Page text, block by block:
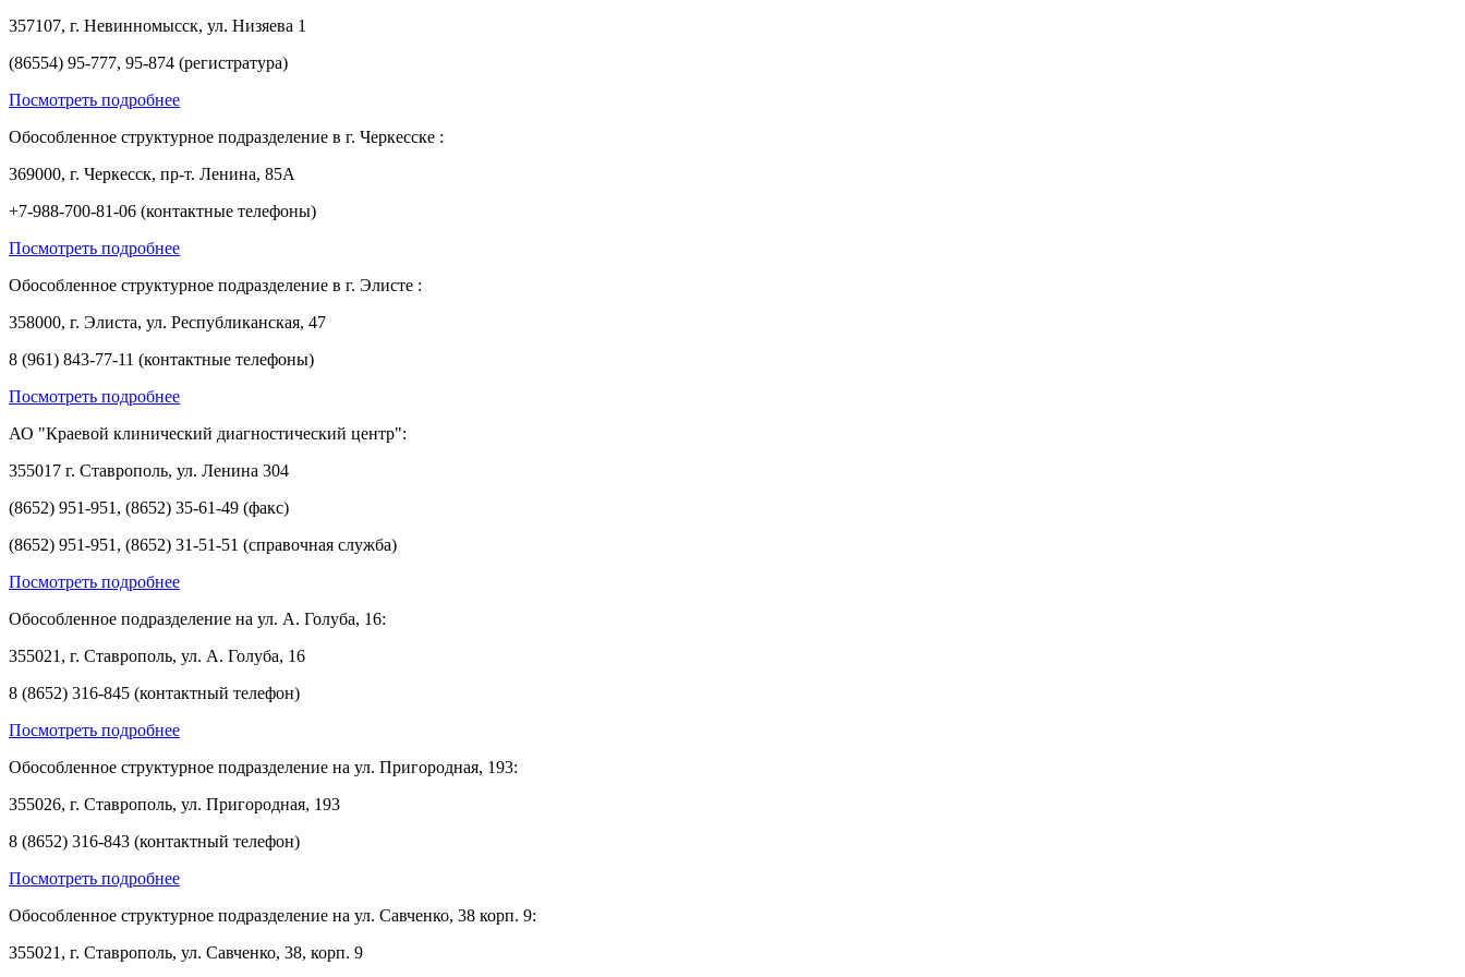
357107, г. Невинномысск, ул. Низяева 1
(86554) 95-777, 95-874 (регистратура)
Посмотреть подробнее
Обособленное структурное подразделение в г. Черкесске :
369000, г. Черкесск, пр-т. Ленина, 85А
+7-988-700-81-06 (контактные телефоны)
Посмотреть подробнее
Обособленное структурное подразделение в г. Элисте :
358000, г. Элиста, ул. Республиканская, 47
8 (961) 843-77-11 (контактные телефоны)
Посмотреть подробнее
АО "Краевой клинический диагностический центр":
355017 г. Ставрополь, ул. Ленина 304
(8652) 951-951, (8652) 35-61-49 (факс)
(8652) 951-951, (8652) 31-51-51 (справочная служба)
Посмотреть подробнее
Обособленное подразделение на ул. А. Голуба, 16:
355021, г. Ставрополь, ул. А. Голуба, 16
8 (8652) 316-845 (контактный телефон)
Посмотреть подробнее
Обособленное структурное подразделение на ул. Пригородная, 193:
355026, г. Ставрополь, ул. Пригородная, 193
8 (8652) 316-843 (контактный телефон)
Посмотреть подробнее
Обособленное структурное подразделение на ул. Савченко, 38 корп. 9:
355021, г. Ставрополь, ул. Савченко, 38, корп. 9